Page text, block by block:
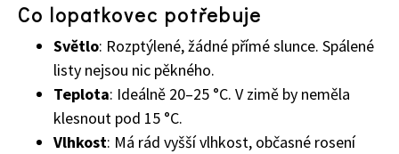
Co lopatkovec potřebuje
Světlo: Rozptýlené, žádné přímé slunce. Spálené
listy nejsou nic pěkného.
Teplota: Ideálně 20–25 °C. V zimě by neměla
klesnout pod 15 °C.
Vlhkost: Má rád vyšší vlhkost, občasné rosení